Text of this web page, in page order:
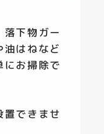
下物ガー
はねなど
にお掃除で
できませ